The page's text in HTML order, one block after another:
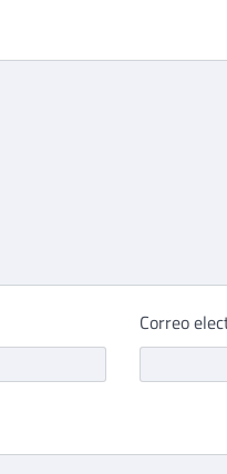
Correo